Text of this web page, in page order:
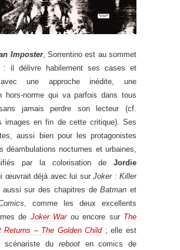
Imposter, Sorrentino est au sommet
il délivre habilement ses cases et
une approche inédite, une
hors-norme qui va parfois dans tous
jamais perdre son lecteur (cf.
images en fin de cette critique). Ses
aussi bien pour les protagonistes
déambulations nocturnes et urbaines,
par la colorisation de Jordie
œuvrait déjà avec lui surJoker : Killer
aussi sur des chapitres deBatman et
, comme les deux excellents
de Joker Warou encore sur The
Returns – The Golden Child; elle est
scénariste du rebooten comics de